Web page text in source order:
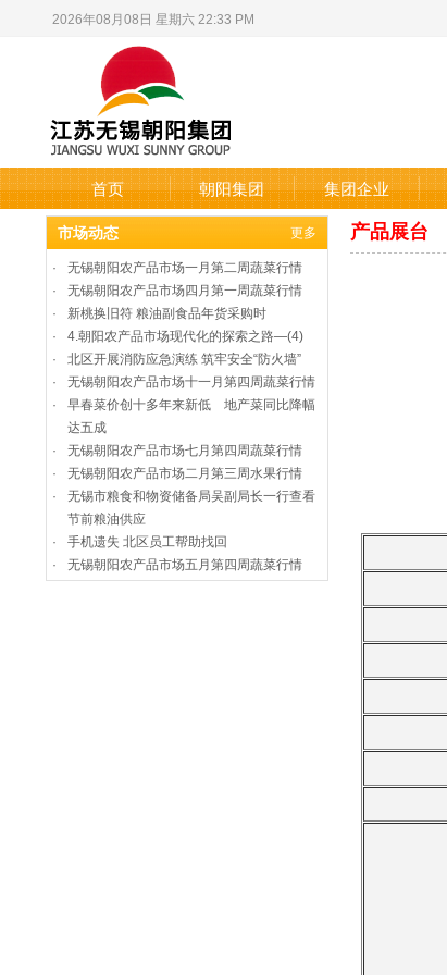
2026年08月08日 星期六 22:33 PM
首页 朝阳集团 集团企业
市场动态
更多
·
无锡朝阳农产品市场一月第二周蔬菜行情
·
无锡朝阳农产品市场四月第一周蔬菜行情
·
新桃换旧符 粮油副食品年货采购时
·
4.朝阳农产品市场现代化的探索之路—(4)
·
北区开展消防应急演练 筑牢安全“防火墙”
·
无锡朝阳农产品市场十一月第四周蔬菜行情
·
早春菜价创十多年来新低 地产菜同比降幅
达五成
·
无锡朝阳农产品市场七月第四周蔬菜行情
·
无锡朝阳农产品市场二月第三周水果行情
·
无锡市粮食和物资储备局吴副局长一行查看
节前粮油供应
·
手机遗失 北区员工帮助找回
·
无锡朝阳农产品市场五月第四周蔬菜行情
产品展台